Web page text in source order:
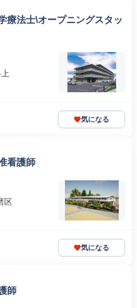
療法士\オープニングスタッ
気になる
看護師
区
気になる
師